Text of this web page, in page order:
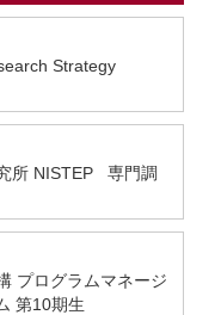
Strategy
所 NISTEP 専門調
プログラムマネージ
第10期生